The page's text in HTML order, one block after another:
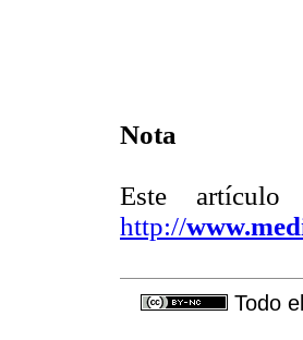
Nota
Este artículo
http://
Todo